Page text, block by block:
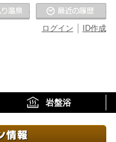
ID作成
ログイン
お気に入りの温泉
岩盤浴